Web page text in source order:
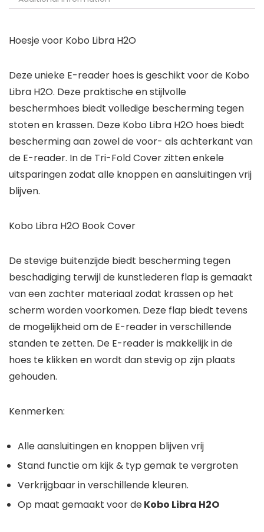
Hoesje voor Kobo Libra H2O
Deze unieke E-reader hoes is geschikt voor de Kobo
Libra H2O. Deze praktische en stijlvolle
beschermhoes biedt volledige bescherming tegen
stoten en krassen. Deze Kobo Libra H2O hoes biedt
bescherming aan zowel de voor- als achterkant van
de E-reader. In de Tri-Fold Cover zitten enkele
uitsparingen zodat alle knoppen en aansluitingen vrij
blijven.
Kobo Libra H2O Book Cover
De stevige buitenzijde biedt bescherming tegen
beschadiging terwijl de kunstlederen flap is gemaakt
van een zachter materiaal zodat krassen op het
scherm worden voorkomen. Deze flap biedt tevens
de mogelijkheid om de E-reader in verschillende
standen te zetten. De E-reader is makkelijk in de
hoes te klikken en wordt dan stevig op zijn plaats
gehouden.
Kenmerken:
Alle aansluitingen en knoppen blijven vrij
Stand functie om kijk & typ gemak te vergroten
Verkrijgbaar in verschillende kleuren.
Op maat gemaakt voor deKobo Libra H2O